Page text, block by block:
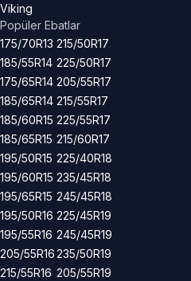
Viking
Popüler Ebatlar
175/70R13
185/55R14
175/65R14
185/65R14
185/60R15
185/65R15
195/50R15
195/60R15
195/65R15
195/50R16
195/55R16
205/55R16
215/55R16
215/50R17
225/50R17
205/55R17
215/55R17
225/55R17
215/60R17
225/40R18
235/45R18
245/45R18
225/45R19
245/45R19
235/50R19
205/55R19